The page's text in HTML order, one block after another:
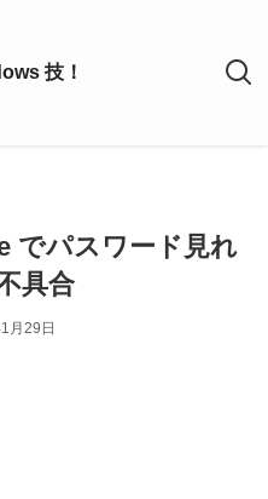
でパスワード見れ
具合
月29日